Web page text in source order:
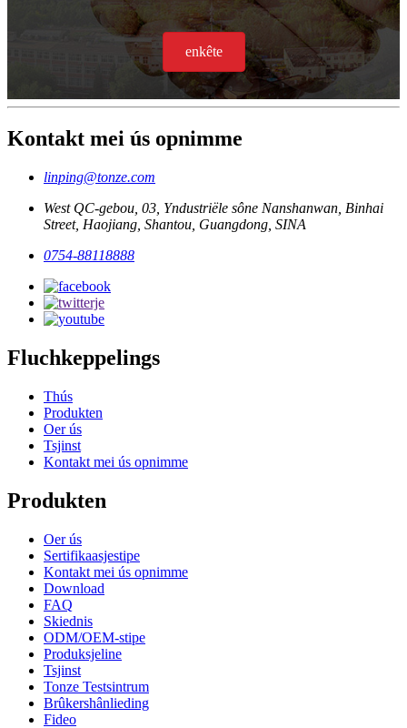
enkête
Kontakt mei ús opnimme
linping@tonze.com
West QC-gebou, 03, Yndustriële sône Nanshanwan, Binhai
Street, Haojiang, Shantou, Guangdong, SINA
0754-88118888
Fluchkeppelings
Thús
Produkten
Oer ús
Tsjinst
Kontakt mei ús opnimme
Produkten
Oer ús
Sertifikaasjestipe
Kontakt mei ús opnimme
Download
FAQ
Skiednis
ODM/OEM-stipe
Produksjeline
Tsjinst
Tonze Testsintrum
Brûkershânlieding
Fideo